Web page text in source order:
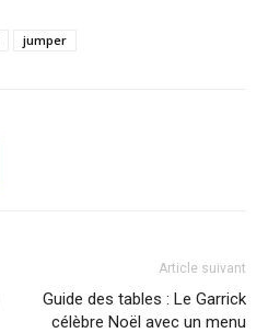
jumper
Article suivant
Guide des tables : Le Garrick
célèbre Noël avec un menu